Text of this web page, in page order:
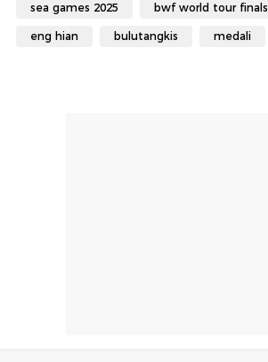
sea games 2025 bwf world tour finals
eng hian bulutangkis medali